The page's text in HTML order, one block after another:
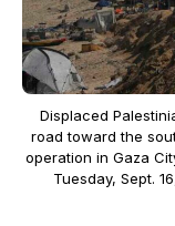
Displaced
road toward the
operation in Gaza
Tuesday, Sept.